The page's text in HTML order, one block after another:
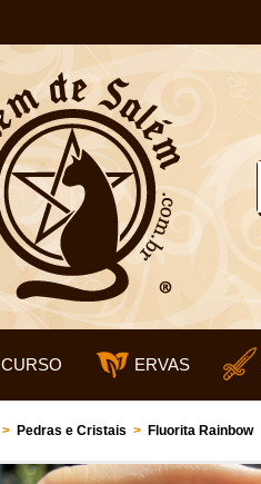
CURSO ERVAS
> Pedras e Cristais > Fluorita Rainbow